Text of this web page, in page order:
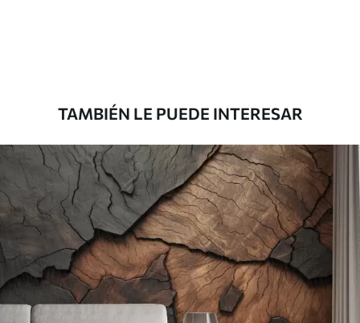
Vinilo Premium
49500.0029700.00$/m²
TAMBIÉN LE PUEDE INTERESAR